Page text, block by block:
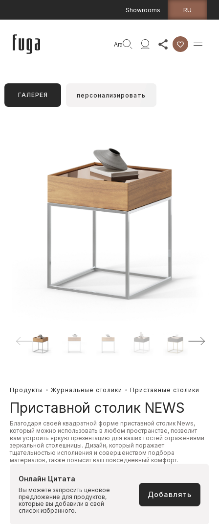
Showrooms RU
Ara
ГАЛЕРЕЯ персонализировать
Продукты Журнальные столики Приставные столики
Приставной столик NEWS
Благодаря своей квадратной форме приставной столик News,
который можно использовать в любом пространстве, позволит
вам устроить яркую презентацию для ваших гостей отражениями
зеркальной столешницы. Дизайн, который поражает
тщательностью исполнения и совершенством подбора
материалов, также повысит ваш повседневный комфорт.
Онлайн Цитата
Вы можете запросить ценовое
предложение для продуктов,
которые вы добавили в свой
список избранного.
Добавлять